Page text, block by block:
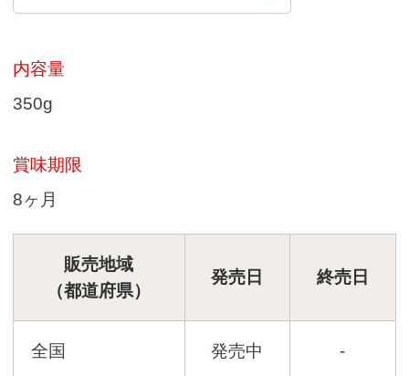
内容量
350g
賞味期限
8ヶ月
販売地域
（都道府県）
発売日 終売日
全国 発売中 -